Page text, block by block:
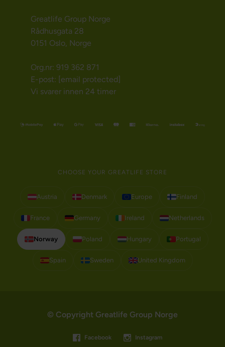
Greatlife Group Norge
Rådhusgata 28
0151 Oslo, Norge
Org.nr: 919 362 871
E-post: [email protected]
Vi svarer innen 24 timer
CHOOSE YOUR GREATLIFE STORE
Austria Denmark Europe Finland
France Germany Ireland Netherlands
Norway Poland Hungary Portugal
Spain Sweden United Kingdom
© Copyright Greatlife Group Norge
Facebook Instagram